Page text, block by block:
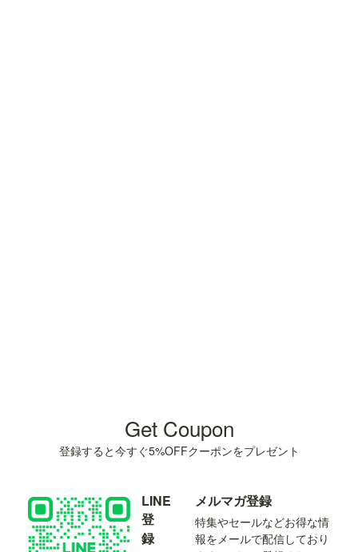
Get Coupon
登録すると今すぐ5%OFFクーポンをプレゼント
LINE
登
録
メルマガ登録
特集やセールなどお得な情
報をメールで配信しており